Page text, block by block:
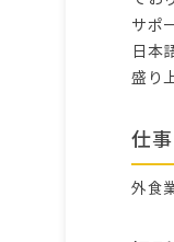
サポ
日本
盛り
仕事
外食